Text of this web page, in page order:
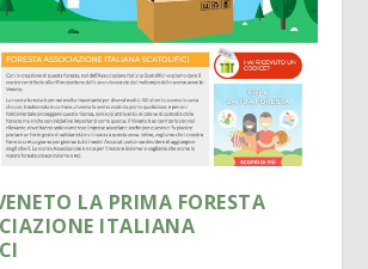
LA PRIMA FORESTA
ITALIANA